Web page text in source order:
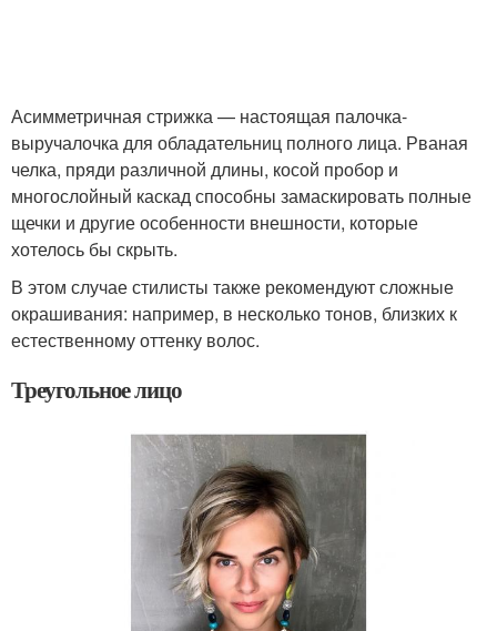
Асимметричная стрижка — настоящая палочка-
выручалочка для обладательниц полного лица. Рваная
челка, пряди различной длины, косой пробор и
многослойный каскад способны замаскировать полные
щечки и другие особенности внешности, которые
хотелось бы скрыть.
В этом случае стилисты также рекомендуют сложные
окрашивания: например, в несколько тонов, близких к
естественному оттенку волос.
Треугольное лицо